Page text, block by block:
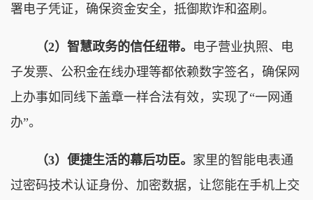
署电子凭证，确保资金安全，抵御欺诈和盗刷。
（2）智慧政务的信任纽带。 电子营业执照、电
子发票、公积金在线办理等都依赖数字签名，确保网
上办事如同线下盖章一样合法有效，实现了“一网通
办”。
（3）便捷生活的幕后功臣。 家里的智能电表通
过密码技术认证身份、加密数据，让您能在手机上交